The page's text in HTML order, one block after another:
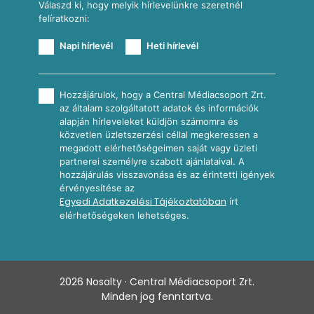
Válaszd ki, hogy melyik hírlevelünkre szeretnél
felíratkozni:
Napi hírlevél Heti hírlevél
Hozzájárulok, hogy a Central Médiacsoport Zrt.
az általam szolgáltatott adatok és információk
alapján hírleveleket küldjön számomra és
közvetlen üzletszerzési céllal megkeressen a
megadott elérhetőségeimen saját vagy üzleti
partnerei személyre szabott ajánlataival. A
hozzájárulás visszavonása és az érintetti igények
érvényesítése az
Egyedi Adatkezelési Tájékoztatóban írt
elérhetőségeken lehetséges.
2026 Nosalty · Central Médiacsoport Zrt.
Minden jog fenntartva.